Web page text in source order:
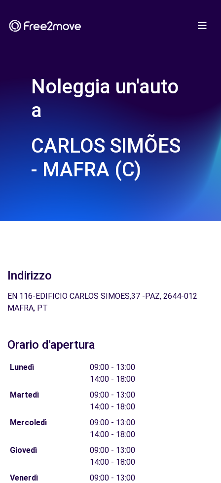
Noleggia un'auto
a
CARLOS SIMÕES
- MAFRA (C)
Indirizzo
EN 116-EDIFICIO CARLOS SIMOES,37 -PAZ, 2644-012
MAFRA, PT
Orario d'apertura
Lunedì
09:00 - 13:00
14:00 - 18:00
Martedì
09:00 - 13:00
14:00 - 18:00
Mercoledì
09:00 - 13:00
14:00 - 18:00
Giovedì
09:00 - 13:00
14:00 - 18:00
Venerdì
09:00 - 13:00